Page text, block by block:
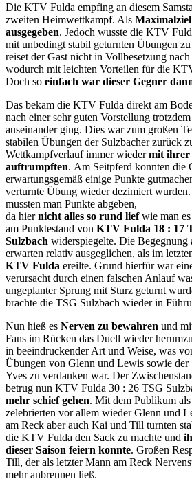
Die KTV Fulda empfing an diesem
zweiten Heimwettkampf. Als
ausgegeben. Jedoch wusste die KTV
mit unbedingt stabil geturnten Übungen
reiset der Gast nicht in Vollbesetzung
wodurch mit leichten Vorteilen für die
Doch so einfach war dieser Gegner
Das bekam die KTV Fulda direkt am
nach einer sehr guten Vorstellung
auseinander ging. Dies war zum großen
stabilen Übungen der Sulzbacher zurück
Wettkampfverlauf immer wiedermit ihrer
auftrumpften. Am Seitpferd konnten die
erwartungsgemäß einige Punkte
verturnte Übung wieder dezimiert
mussten man Punkte abgeben,
da hiernicht alles so rund liefwie man es
am Punktestand von KTV Fulda 18 : 17
Sulzbach widerspiegelte. Die Begegnung
erwarten relativ ausgeglichen, als im
KTV Fulda ereilte. Grund hierfür war
verursacht durch einen falschen Anlauf
ungeplanter Sprung mit Sturz geturnt
brachte die TSG Sulzbach wieder in
Nun hieß es Nerven zu bewahren und
Fans im Rücken das Duell wieder
in beeindruckender Art und Weise, was
Übungen von Glenn und Lewis sowie der
Yves zu verdanken war. Der
betrug nun KTV Fulda 30 : 26 TSG
mehr schief gehen. Mit dem Publikum
zelebrierten vor allem wieder Glenn und
am Reck aber auch Kai und Till turnten
die KTV Fulda den Sack zu machte und
dieser Saison feiern konnte. Großen
Till, der als letzter Mann am Reck
mehr anbrennen ließ.